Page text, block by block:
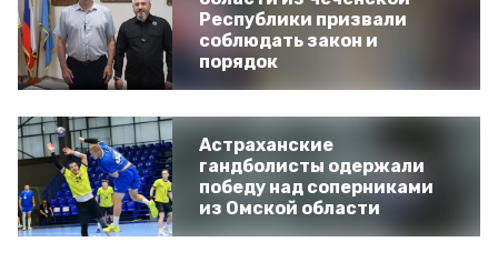
Республики призвали
соблюдать закон и
порядок
Астраханские
гандболисты одержали
победу над соперниками
из Омской области